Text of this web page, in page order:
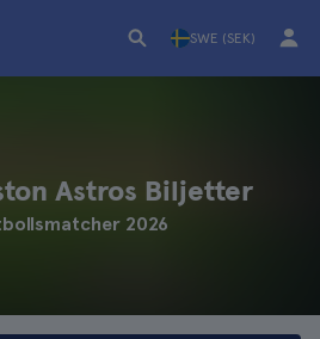
SWE (SEK)
Astros Biljetter
2026